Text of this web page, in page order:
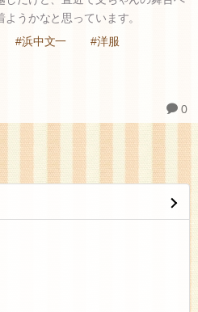
うかなと思っています。
#浜中文一 #洋服
0